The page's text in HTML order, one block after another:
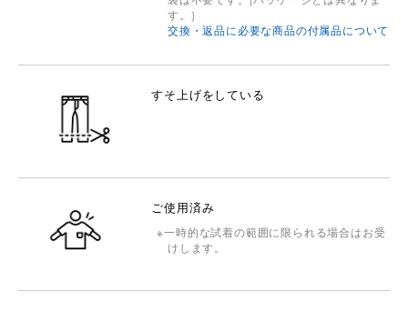
す。)
交換・返品に必要な商品の付属品について
すそ上げをしている
ご使用済み
一時的な試着の範囲に限られる場合はお受
けします。